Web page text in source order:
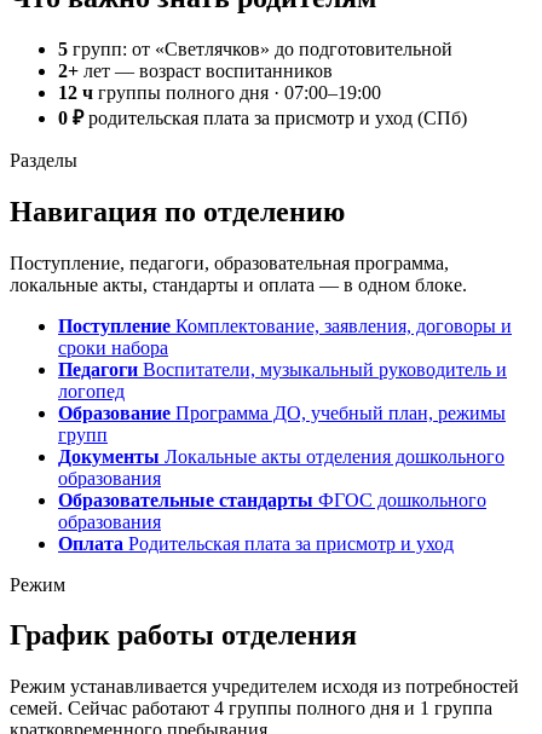
5 групп: от «Светлячков» до подготовительной
2+ лет — возраст воспитанников
12 ч группы полного дня · 07:00–19:00
0 ₽ родительская плата за присмотр и уход (СПб)
Разделы
Навигация по отделению
Поступление, педагоги, образовательная программа,
локальные акты, стандарты и оплата — в одном блоке.
Поступление Комплектование, заявления, договоры и
сроки набора
Педагоги Воспитатели, музыкальный руководитель и
логопед
Образование Программа ДО, учебный план, режимы
групп
Документы Локальные акты отделения дошкольного
образования
Образовательные стандарты ФГОС дошкольного
образования
Оплата Родительская плата за присмотр и уход
Режим
График работы отделения
Режим устанавливается учредителем исходя из потребностей
семей. Сейчас работают 4 группы полного дня и 1 группа